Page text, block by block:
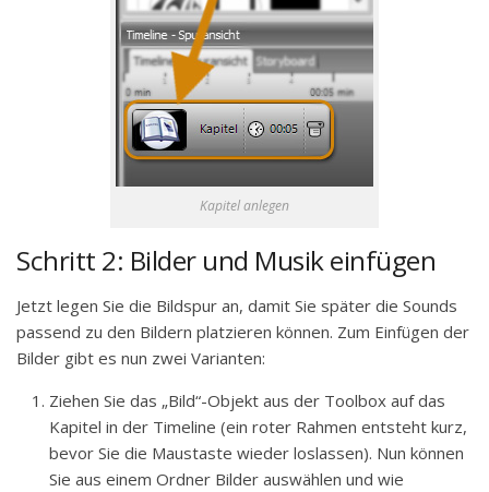
Kapitel anlegen
Schritt 2: Bilder und Musik einfügen
Jetzt legen Sie die Bildspur an, damit Sie später die Sounds
passend zu den Bildern platzieren können. Zum Einfügen der
Bilder gibt es nun zwei Varianten:
Ziehen Sie das „Bild“-Objekt aus der Toolbox auf das
Kapitel in der Timeline (ein roter Rahmen entsteht kurz,
bevor Sie die Maustaste wieder loslassen). Nun können
Sie aus einem Ordner Bilder auswählen und wie